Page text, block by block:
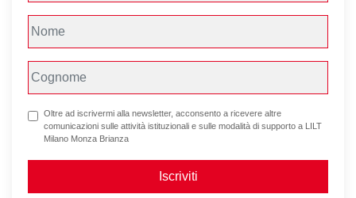
Oltre ad iscrivermi alla newsletter, acconsento a ricevere altre
comunicazioni sulle attività istituzionali e sulle modalità di supporto a LILT
Milano Monza Brianza
Iscriviti